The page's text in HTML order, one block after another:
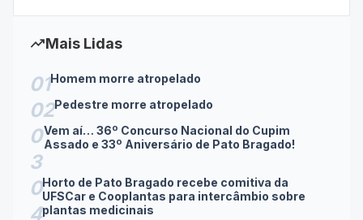
trending_upMais Lidas
01Homem morre atropelado
02Pedestre morre atropelado
0
3
Vem aí… 36º Concurso Nacional do Cupim
Assado e 33º Aniversário de Pato Bragado!
0
4
Horto de Pato Bragado recebe comitiva da
UFSCar e Cooplantas para intercâmbio sobre
plantas medicinais